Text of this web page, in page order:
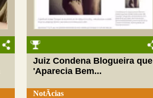
Juiz Condena Blogueira que
'Aparecia Bem...
NotÃ­cias